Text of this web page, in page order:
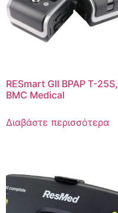
RESmart GII BPAP T-25S,
BMC Medical
Διαβάστε περισσότερα